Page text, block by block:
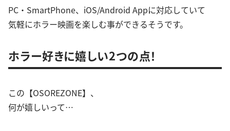
PC・SmartPhone、iOS/Android Appに対応していて
気軽にホラー映画を楽しむ事ができるそうです。
ホラー好きに嬉しい2つの点！
この【OSOREZONE】、
何が嬉しいって…